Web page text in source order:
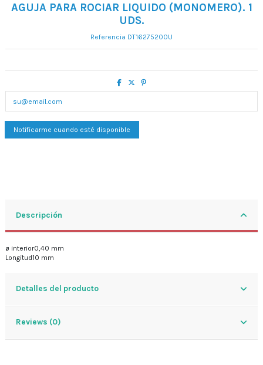
AGUJA PARA ROCIAR LIQUIDO (MONOMERO). 1
UDS.
Referencia DT16275200U
Descripción
ø interior0,40 mm
Longitud10 mm
Detalles del producto
Reviews (0)